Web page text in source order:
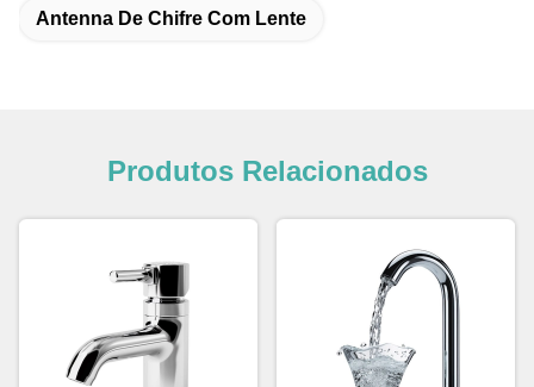
Antenna De Chifre Com Lente
Produtos Relacionados